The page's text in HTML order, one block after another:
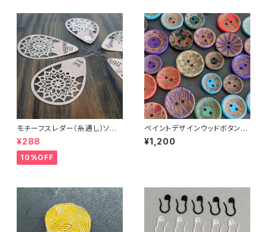
モチーフスレダー（糸通し）ソー
イング小物
¥288
10%OFF
ペイントデザインウッドボタンア
ソート(40個以上)
¥1,200